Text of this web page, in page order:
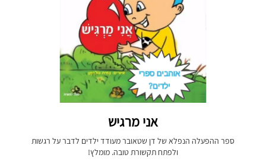
אני מרגיש
ספר ההפעלה הנפלא של דן שטאובר מעודד ילדים לדבר על רגשות
ולפתח תקשורת טובה. מומלץ!